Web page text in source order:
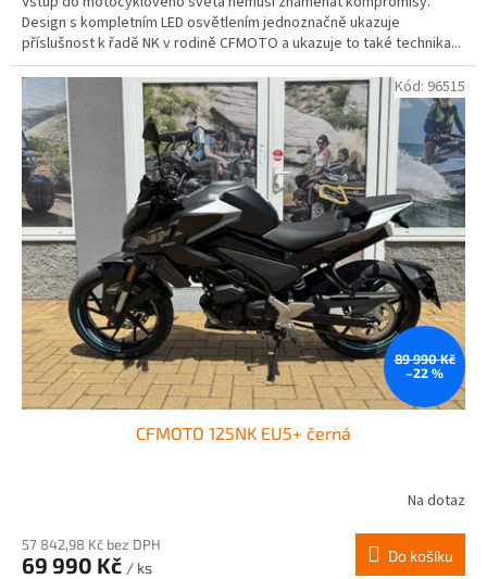
Design s kompletním LED osvětlením jednoznačně ukazuje
příslušnost k řadě NK v rodině CFMOTO a ukazuje to také technika...
89 990 Kč
–22 %
CFMOTO 125NK EU5+ černá
Na dotaz
57 842,98 Kč bez DPH
69 990 Kč / ks
Do košíku
Kód: 96515